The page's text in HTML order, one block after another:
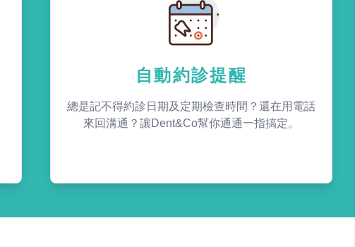
自動約診提醒
總是記不得約診日期及定期檢查時間？還在用電話
來回溝通？讓Dent&Co幫你通通一指搞定。